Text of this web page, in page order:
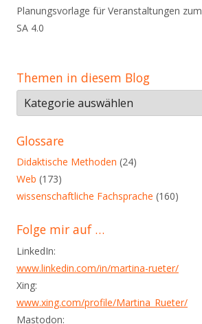
Planungsvorlage für Veranstaltungen zum
SA 4.0
Themen in diesem Blog
Themen
in
diesem
Blog
Glossare
Didaktische Methoden (24)
Web (173)
wissenschaftliche Fachsprache (160)
Folge mir auf …
LinkedIn:
www.linkedin.com/in/martina-rueter/
Xing:
www.xing.com/profile/Martina_Rueter/
Mastodon: